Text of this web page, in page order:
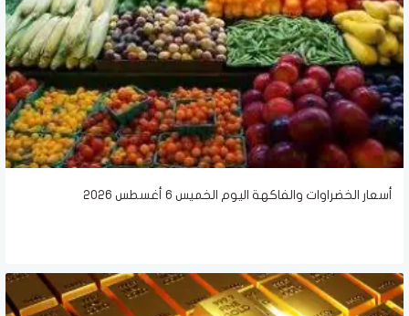
أسعار الخضراوات والفاكهة اليوم الخميس 6 أغسطس 2026